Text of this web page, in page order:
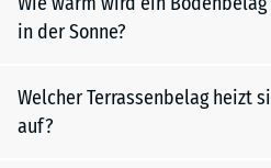
in der Sonne?
Welcher Terrassenbelag heizt
auf?